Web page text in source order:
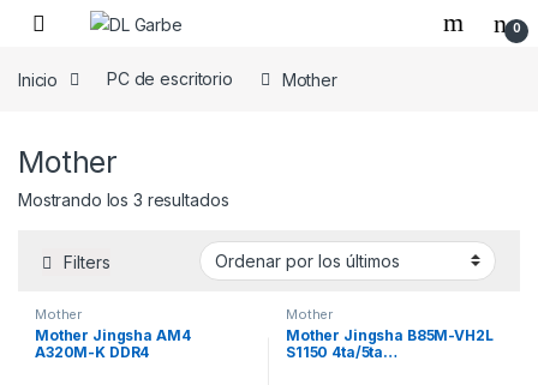
0
Inicio PC de escritorio Mother
Mother
Mostrando los 3 resultados
Filters
Mother
Mother Jingsha AM4
A320M-K DDR4
Mother
Mother Jingsha B85M-VH2L
S1150 4ta/5ta…